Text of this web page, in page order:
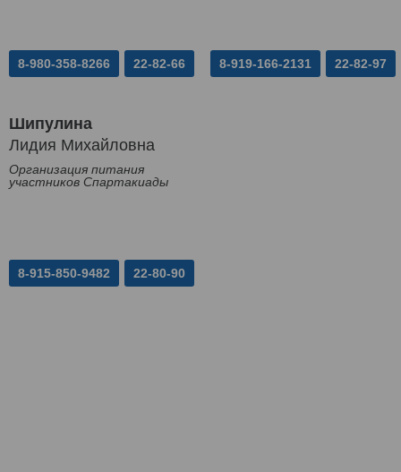
8-980-358-8266 22-82-66 8-919-166-2131 22-82-97
Шипулина
Лидия Михайловна
Организация питания
участников Спартакиады
8-915-850-9482 22-80-90